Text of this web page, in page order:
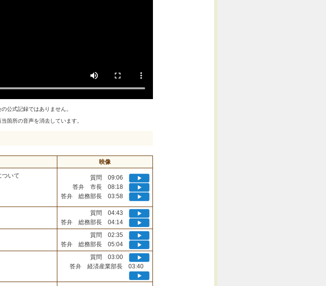
公式記録ではありません。
箇所の音声を消去しています。
映像
いて
質問 09:06
答弁 市長 08:18
答弁 総務部長 03:58
質問 04:43
答弁 総務部長 04:14
質問 02:35
答弁 総務部長 05:04
質問 03:00
答弁 経済産業部長 03:40